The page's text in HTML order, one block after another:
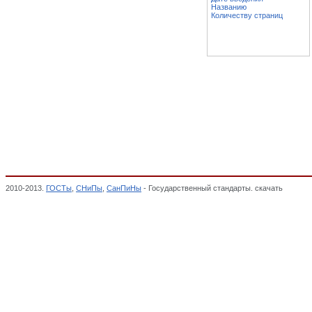
Названию
Количеству страниц
2010-2013. ГОСТы СНиПы СанПиНы - Государственный стандарты. скачать